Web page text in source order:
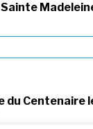
du Centenaire